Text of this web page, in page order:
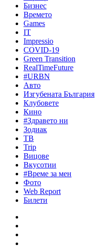
Бизнес
Времето
Games
IT
Impressio
COVID-19
Green Transition
RealTimeFuture
#URBN
Авто
Изгубената България
Клубовете
Кино
#Здравето ни
Зодиак
ТВ
Trip
Вицове
Вкусотии
#Време за мен
Фото
Web Report
Билети